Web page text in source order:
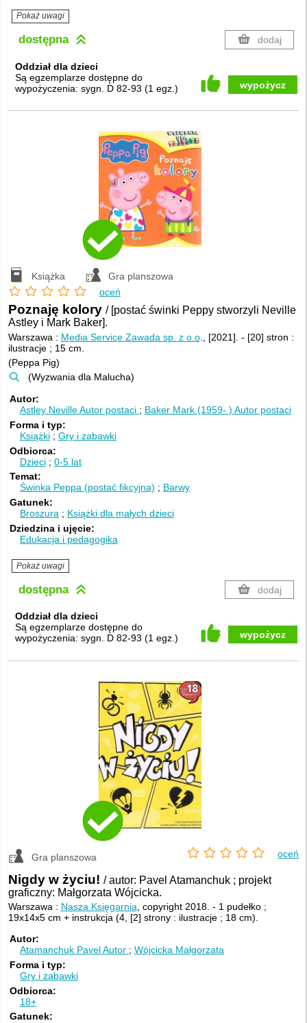
Pokaż uwagi
dostępna dodaj
Oddział dla dzieci
Są egzemplarze dostępne do
wypożyczenia: sygn. D 82-93 (1 egz. ) wypożycz
Książka
Gra planszowa
oceń
Poznaję kolory / [postać świnki Peppy stworzyli Neville
Astley i Mark Baker].
Warszawa : Media Service Zawada sp. z o.o., [2021]. - [20] stron :
ilustracje ; 15 cm.
(Peppa Pig)
(Wyzwania dla Malucha)
Autor
Astley NevilleAutor postaci Baker Mark (1959- ) Autor postaci
Forma i typ
Książki
Gry i zabawki
Odbiorca
Dzieci
0-5 lat
Temat
Świnka Peppa (postać fikcyjna)
Barwy
Gatunek
Broszura
Książki dla małych dzieci
Dziedzina i ujęcie
Edukacja i pedagogika
Pokaż uwagi
dostępna dodaj
Oddział dla dzieci
Są egzemplarze dostępne do
wypożyczenia: sygn. D 82-93 (1 egz.) wypożycz
Gra planszowa oceń
Nigdy w życiu! / autor: Pavel Atamanchuk ; projekt
graficzny: Małgorzata Wójcicka.
Warszawa : Nasza Księgarnia , copyright 2018. - 1 pudełko ;
19x14x5 cm + instrukcja (4, [2] strony : ilustracje ; 18 cm).
Autor
Atamanchuk PavelAutor
Wójcicka Małgorzata
Forma i typ
Gry i zabawki
Odbiorca
18+
Gatunek